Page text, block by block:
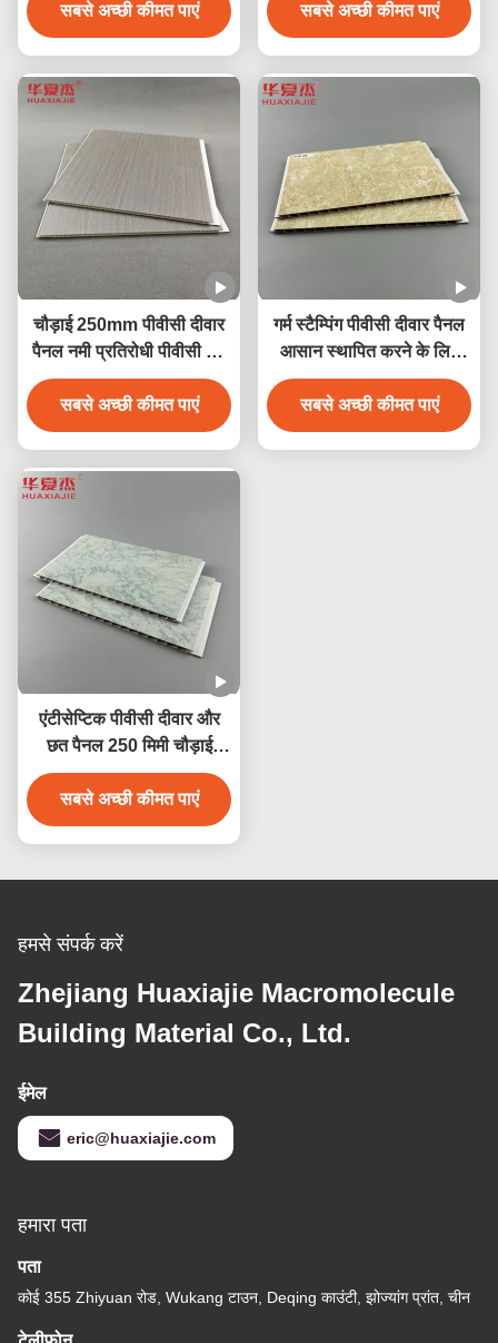
सबसे अच्छी कीमत पाएं
सबसे अच्छी कीमत पाएं
चौड़ाई 250mm पीवीसी दीवार
पैनल नमी प्रतिरोधी पीवीसी छत
पैनल 250mmx5mm
सबसे अच्छी कीमत पाएं
गर्म स्टैम्पिंग पीवीसी दीवार पैनल
आसान स्थापित करने के लिए
आसानी से जलरोधक
सबसे अच्छी कीमत पाएं
एंटीसेप्टिक पीवीसी दीवार और
छत पैनल 250 मिमी चौड़ाई
जलरोधक एंटीकोरोसिव
सबसे अच्छी कीमत पाएं
हमसे संपर्क करें
Zhejiang Huaxiajie Macromolecule
Building Material Co., Ltd.
ईमेल
eric@huaxiajie.com
हमारा पता
पता
कोई 355 Zhiyuan रोड, Wukang टाउन, Deqing काउंटी, झोज्यांग प्रांत, चीन